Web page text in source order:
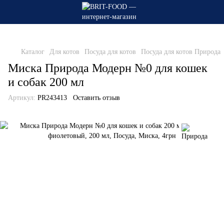
Каталог Для котов Посуда для котов Посуда для котов Природа
Миска Природа Модерн №0 для кошек
и собак 200 мл
Артикул: PR243413 Оставить отзыв